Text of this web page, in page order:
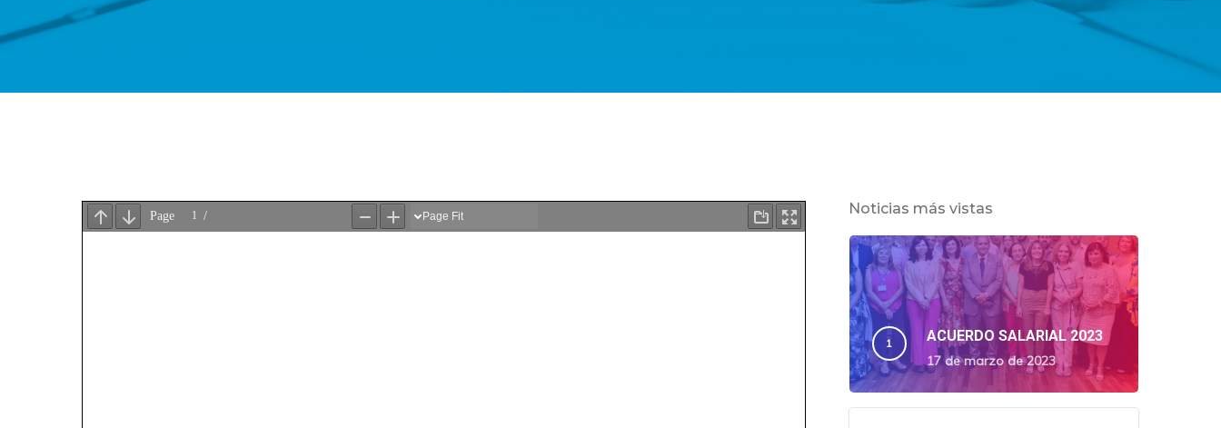
Noticias más vistas
ACUERDO SALARIAL 2023
17 de marzo de 2023